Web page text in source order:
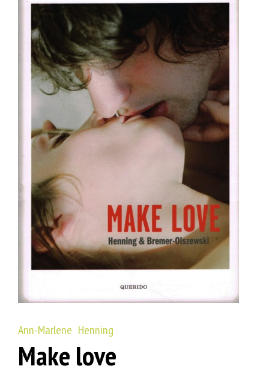
Ann-Marlene Henning
Make love